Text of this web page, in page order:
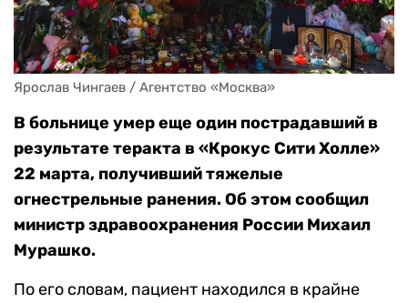
Ярослав Чингаев / Агентство «Москва»
В больнице умер еще один пострадавший в
результате теракта в «Крокус Сити Холле»
22 марта, получивший тяжелые
огнестрельные ранения. Об этом сообщил
министр здравоохранения России Михаил
Мурашко.
По его словам, пациент находился в крайне